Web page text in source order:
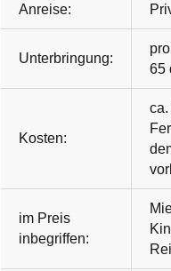
Anreise:
Unterbringung:
65
Kosten:
im Preis
inbegriffen: